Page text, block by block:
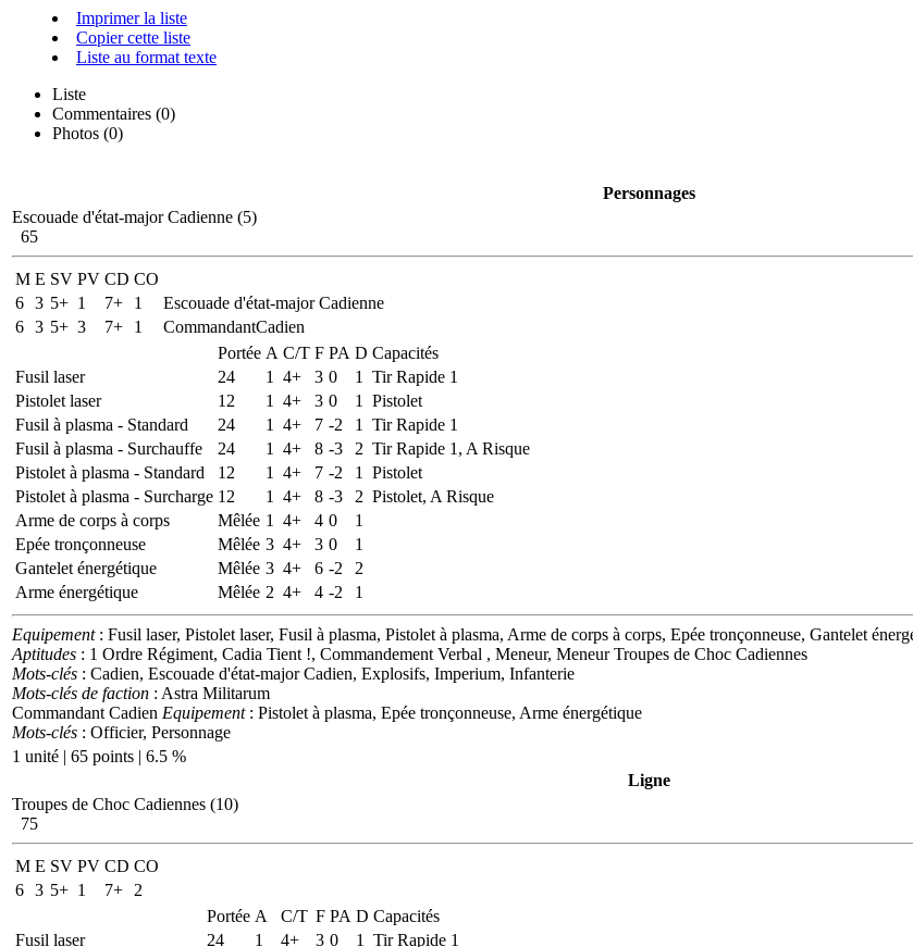
Imprimer la liste
Copier cette liste
Liste au format texte
Liste
Commentaires (0)
Photos (0)
Personnages
Escouade d'état-major Cadienne (5)
65
M E SV PV CD CO
6 3 5+ 1 7+ 1
Escouade d'état-major Cadienne
6 3 5+ 3 7+ 1
CommandantCadien
Portée A C/T F PA D Capacités
Fusil laser
24 1 4+ 3 0 1
Tir Rapide 1
Pistolet laser
12 1 4+ 3 0 1
Pistolet
Fusil à plasma - Standard
24 1 4+ 7 -2 1
Tir Rapide 1
Fusil à plasma - Surchauffe
24 1 4+ 8 -3 2 Tir Rapide 1, A Risque
Pistolet à plasma - Standard
12 1 4+ 7 -2 1
Pistolet
Pistolet à plasma - Surcharge 12 1 4+ 8 -3 2 Pistolet, A Risque
Arme de corps à corps
Mêlée 1 4+ 4 0
1
Epée tronçonneuse
Mêlée 3 4+ 3 0
1
Gantelet énergétique
Mêlée 3 4+ 6 -2
2
Arme énergétique
Mêlée 2 4+ 4 -2 1
Equipement: Fusil laser, Pistolet laser, Fusil à plasma, Pistolet à plasma, Arme de corps à corps, Epée tronçonneuse, Gantelet
Aptitudes : 1 Ordre Régiment, Cadia Tient !, Commandement Verbal , Meneur, Meneur Troupes de Choc Cadiennes
Mots-clés : Cadien, Escouade d'état-major Cadien, Explosifs, Imperium, Infanterie
Mots-clés de faction : Astra Militarum
Commandant Cadien Equipement: Pistolet à plasma, Epée tronçonneuse, Arme énergétique
Mots-clés : Officier, Personnage
1 unité | 65 points | 6.5 %
Ligne
Troupes de Choc Cadiennes (10)
75
M E SV PV CD CO
6 3 5+ 1 7+
2
Portée A C/T F PA D Capacités
Fusil laser
24 1 4+ 3 0 1
Tir Rapide 1